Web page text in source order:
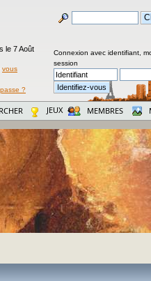
le 7 Août
vous
?
Connexion avec identifiant,
session
JEUX MEMBRES